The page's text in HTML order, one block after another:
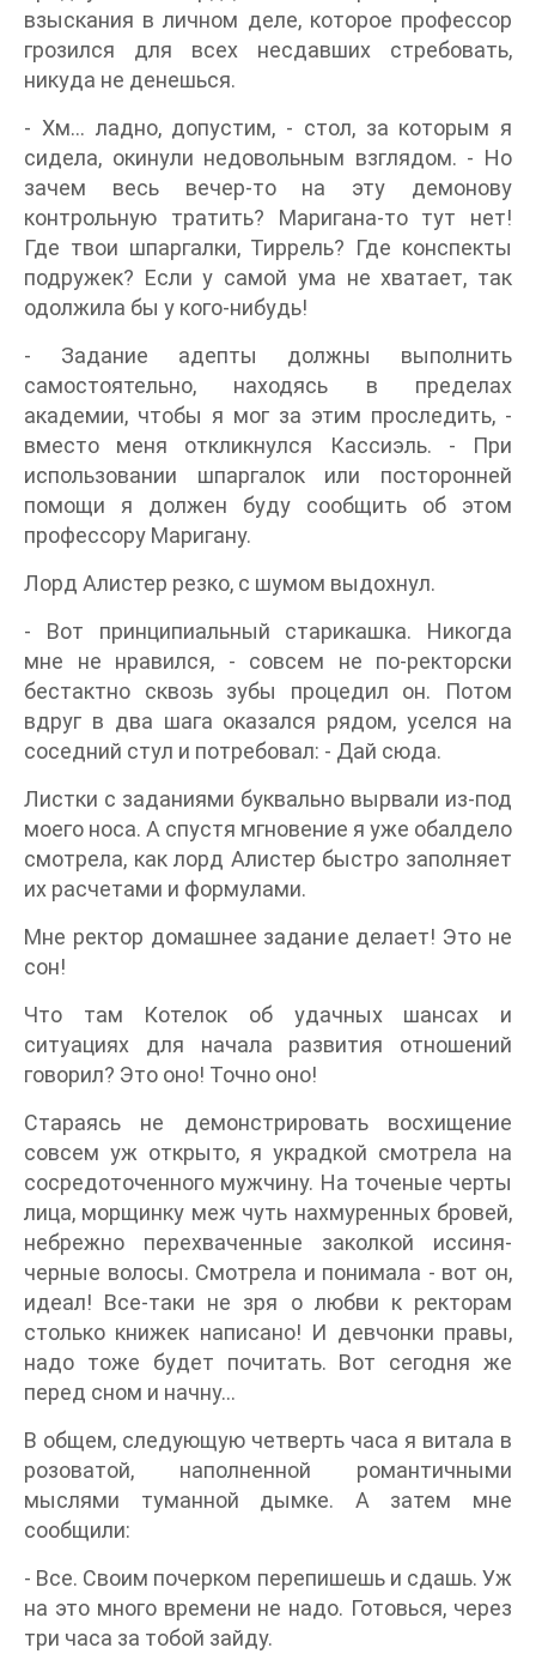
взыскания в личном деле, которое профессор
грозился для всех несдавших стребовать,
никуда не денешься.
- Хм… ладно, допустим, - стол, за которым я
сидела, окинули недовольным взглядом. - Но
зачем весь вечер-то на эту демонову
контрольную тратить? Маригана-то тут нет!
Где твои шпаргалки, Тиррель? Где конспекты
подружек? Если у самой ума не хватает, так
одолжила бы у кого-нибудь!
- Задание адепты должны выполнить
самостоятельно, находясь в пределах
академии, чтобы я мог за этим проследить, -
вместо меня откликнулся Кассиэль. - При
использовании шпаргалок или посторонней
помощи я должен буду сообщить об этом
профессору Маригану.
Лорд Алистер резко, с шумом выдохнул.
- Вот принципиальный старикашка. Никогда
мне не нравился, - совсем не по-ректорски
бестактно сквозь зубы процедил он. Потом
вдруг в два шага оказался рядом, уселся на
соседний стул и потребовал: - Дай сюда.
Листки с заданиями буквально вырвали из-под
моего носа. А спустя мгновение я уже обалдело
смотрела, как лорд Алистер быстро заполняет
их расчетами и формулами.
Мне ректор домашнее задание делает! Это не
сон!
Что там Котелок об удачных шансах и
ситуациях для начала развития отношений
говорил? Это оно! Точно оно!
Стараясь не демонстрировать восхищение
совсем уж открыто, я украдкой смотрела на
сосредоточенного мужчину. На точеные черты
лица, морщинку меж чуть нахмуренных бровей,
небрежно перехваченные заколкой иссиня-
черные волосы. Смотрела и понимала - вот он,
идеал! Все-таки не зря о любви к ректорам
столько книжек написано! И девчонки правы,
надо тоже будет почитать. Вот сегодня же
перед сном и начну…
В общем, следующую четверть часа я витала в
розоватой, наполненной романтичными
мыслями туманной дымке. А затем мне
сообщили:
- Все. Своим почерком перепишешь и сдашь. Уж
на это много времени не надо. Готовься, через
три часа за тобой зайду.